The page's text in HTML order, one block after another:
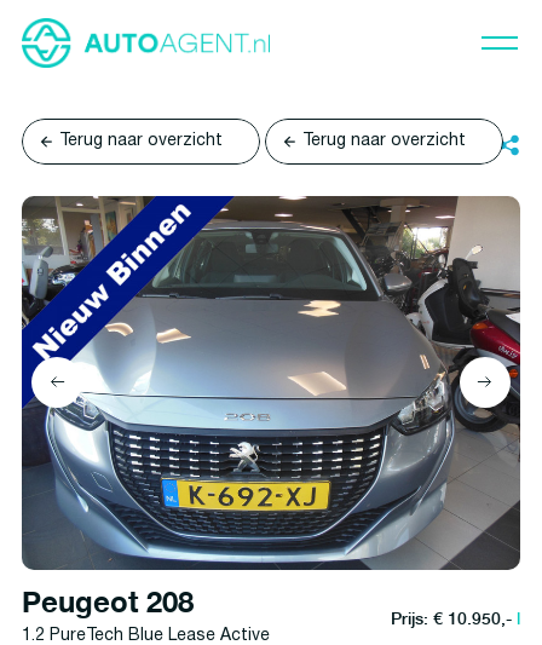
Terug naar overzicht Terug naar overzicht
Peugeot 208
1.2 PureTech Blue Lease Active
Prijs: € 10.950,-l